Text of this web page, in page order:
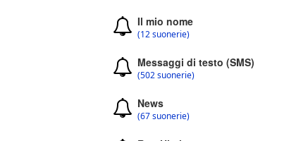
Il mio nome
(12 suonerie)
Messaggi di testo (SMS)
(502 suonerie)
News
(67 suonerie)